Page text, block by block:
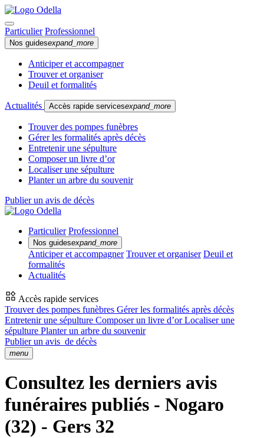
Particulier Professionnel
Nos guidesexpand_more
Anticiper et accompagner
Trouver et organiser
Deuil et formalités
Actualités Accès rapide servicesexpand_more
Trouver des pompes funèbres
Gérer les formalités après décès
Entretenir une sépulture
Composer un livre d’or
Localiser une sépulture
Planter un arbre du souvenir
Publier un avis de décès
Particulier Professionnel
Nos guidesexpand_more
Anticiper et accompagner Trouver et organiser Deuil et
formalités
Actualités
Accès rapide services
Trouver des pompes funèbres Gérer les formalités après décès
Entretenir une sépulture Composer un livre d’orLocaliser une
sépulture Planter un arbre du souvenir
Publier un avis de décès
menu
Consultez les derniers avis
funéraires publiés - Nogaro
(32) - Gers 32